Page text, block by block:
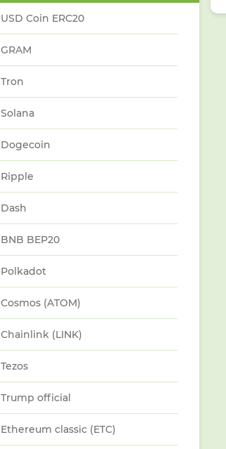
USD Coin ERC20
GRAM
Tron
Solana
Dogecoin
Ripple
Dash
BNB BEP20
Polkadot
Cosmos (ATOM)
Chainlink (LINK)
Tezos
Trump official
Ethereum classic (ETC)